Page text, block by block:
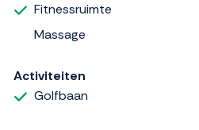
Fitnessruimte
Massage
Activiteiten
Golfbaan